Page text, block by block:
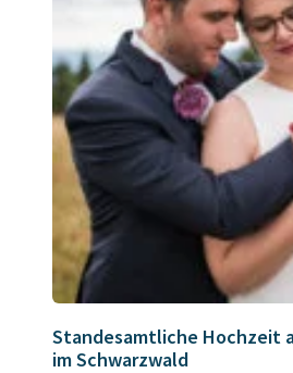
Standesamtliche Hochzeit
im Schwarzwald